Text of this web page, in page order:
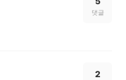
댓글
2